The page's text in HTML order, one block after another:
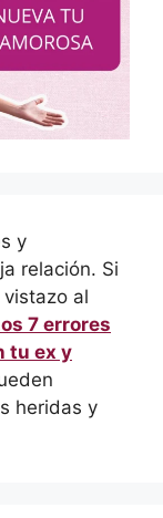
y
relación. Si
al
7 errores
tu ex y
heridas y